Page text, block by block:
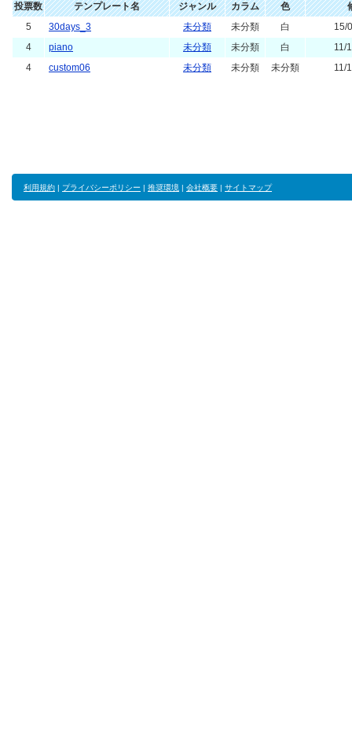
投票数 テンプレート名 ジャンル カラム 色
5
30days_3 未分類 未分類 白
15/
4
piano 未分類 未分類 白
11/
4
custom06 未分類 未分類 未分類 11/
利用規約 | プライバシーポリシー | 推奨環境 | 会社概要 | サイトマップ